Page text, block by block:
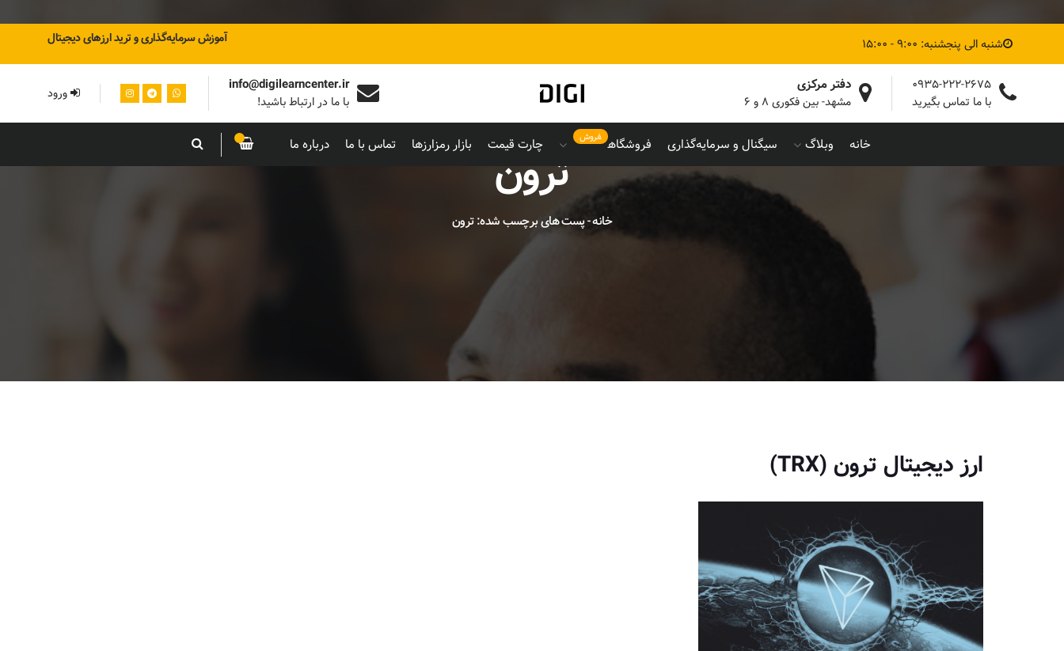
شنبه الی پنجشنبه: 9:00 - 15:00 آموزش سرمایه‌گذاری و ترید ارزهای دیجیتال
0935-222-2675
با ما تماس بگیرید
دفتر مرکزی
مشهد- بین فکوری ۸ و ۶
info@digilearncenter.ir
با ما در ارتباط باشید! ورود
خانه وبلاگ سیگنال و سرمایه‌گذاری فروشگاه فروش چارت قیمت بازار رمزارزها تماس با ما درباره ما ترون
خانه-پست های برچسب شده: ترون
ارز دیجیتال ترون (TRX)